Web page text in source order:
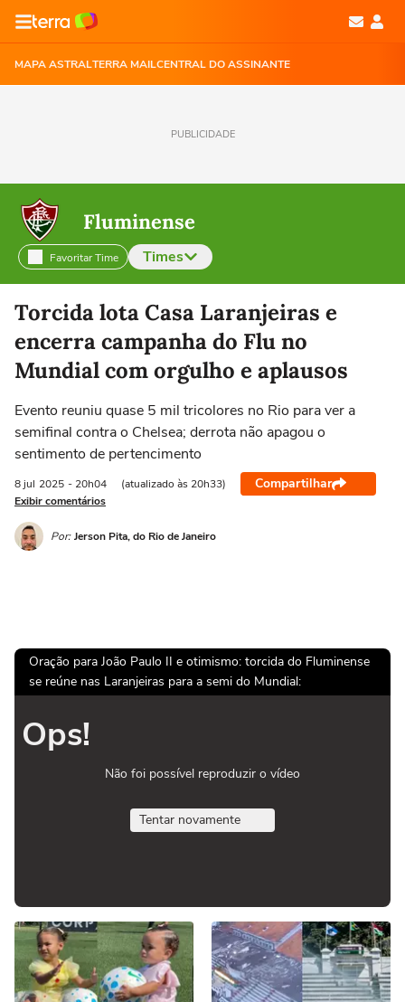
MAPA ASTRALTERRA MAILCENTRAL DO ASSINANTE
PUBLICIDADE
Fluminense
Favoritar Time Times
Selecione o time para ver as notícias
Torcida lota Casa Laranjeiras e
encerra campanha do Flu no
Mundial com orgulho e aplausos
Evento reuniu quase 5 mil tricolores no Rio para ver a
semifinal contra o Chelsea; derrota não apagou o
sentimento de pertencimento
8 jul 2025 - 20h04 (atualizado às 20h33) Compartilhar
Exibir comentários
Por: Jerson Pita, do Rio de Janeiro
Oração para João Paulo II e otimismo: torcida do Fluminense
se reúne nas Laranjeiras para a semi do Mundial:
Ops!
Não foi possível reproduzir o vídeo
Tentar novamente